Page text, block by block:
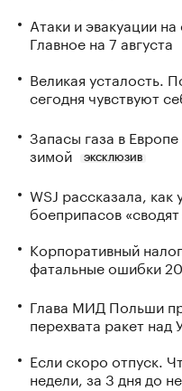
Атаки и эвакуации
Главное на 7 августа
Великая усталость.
сегодня чувствуют
Запасы газа в
зимой
ЭКСКЛЮЗИВ
WSJ рассказала, как
боеприпасов
Корпоративный
фатальные ошибки
Глава МИД Польши
перехвата ракет над
Если скоро отпуск.
недели, за 3 дня до